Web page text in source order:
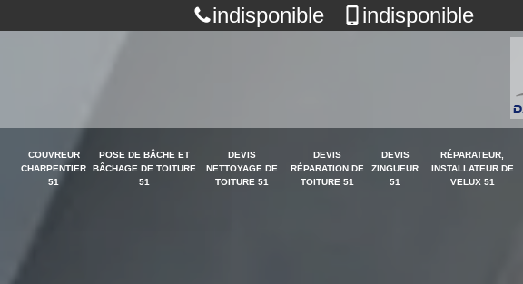
indisponible indisponible
COUVREUR
CHARPENTIER
51
POSE DE BÂCHE ET
BÂCHAGE DE TOITURE
51
DEVIS
NETTOYAGE DE
TOITURE 51
DEVIS
RÉPARATION DE
TOITURE 51
DEVIS
ZINGUEUR
51
RÉPARATEUR,
INSTALLATEUR DE
VELUX 51